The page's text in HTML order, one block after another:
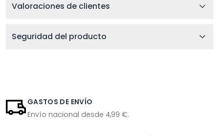
Valoraciones de clientes
Seguridad del producto
GASTOS DE ENVÍO
Envío nacional desde 4,99 €.